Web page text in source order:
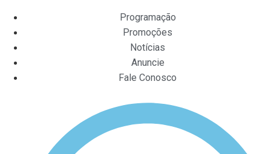
Programação
Promoções
Notícias
Anuncie
Fale Conosco